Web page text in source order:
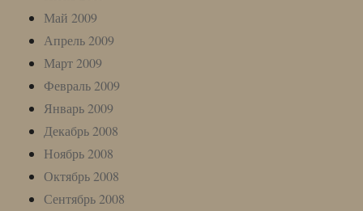
Май 2009
Апрель 2009
Март 2009
Февраль 2009
Январь 2009
Декабрь 2008
Ноябрь 2008
Октябрь 2008
Сентябрь 2008